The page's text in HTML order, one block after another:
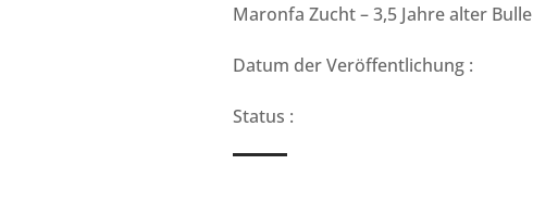
Maronfa Zucht – 3,5 Jahre alter Bulle
Datum der Veröffentlichung :
Status :